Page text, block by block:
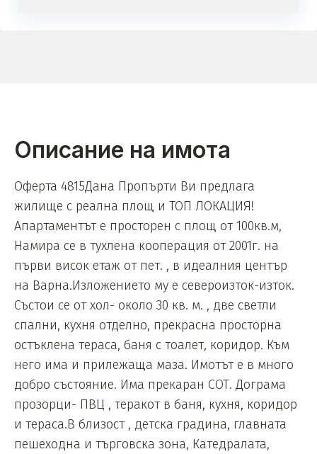
Описание на имота
Оферта 4815Дана Пропърти Ви предлага
жилище с реална площ и ТОП ЛОКАЦИЯ!
Апартаментът е просторен с площ от 100кв.м,
Намира се в тухлена кооперация от 2001г. на
първи висок етаж от пет. , в идеалния център
на Варна.Изложението му е североизток-изток.
Състои се от хол- около 30 кв. м. , две светли
спални, кухня отделно, прекрасна просторна
остъклена тераса, баня с тоалет, коридор. Към
него има и прилежаща маза. Имотът е в много
добро състояние. Има прекаран СОТ. Дограма
прозорци- ПВЦ , теракот в баня, кухня, коридор
и тераса.В близост , детска градина, главната
пешеходна и търговска зона, Катедралата,